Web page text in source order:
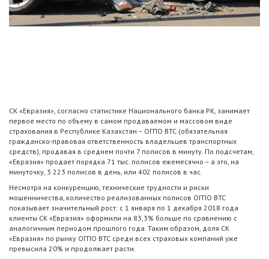
СК «Евразия», согласно статистике Национального банка РК, занимает
первое место по объему в самом продаваемом и массовом виде
страхования в Республике Казахстан – ОГПО ВТС (обязательная
гражданско-правовая ответственность владельцев транспортных
средств), продавая в среднем почти 7 полисов в минуту. По подсчетам,
«Евразия» продает порядка 71 тыс. полисов ежемесячно – а это, на
минуточку, 3 223 полисов в день, или 402 полисов в час.
Несмотря на конкуренцию, технические трудности и риски
мошенничества, количество реализованных полисов ОГПО ВТС
показывает значительный рост: с 1 января по 1 декабря 2018 года
клиенты СК «Евразия» оформили на 83,3% больше по сравнению с
аналогичным периодом прошлого года. Таким образом, доля СК
«Евразия» по рынку ОГПО ВТС среди всех страховых компаний уже
превысила 20% и продолжает расти.